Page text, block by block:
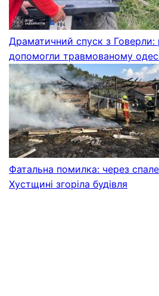
Драматичний спуск з Говерли:
допомогли травмованому
Фатальна помилка: через
Хустщині згоріла будівля